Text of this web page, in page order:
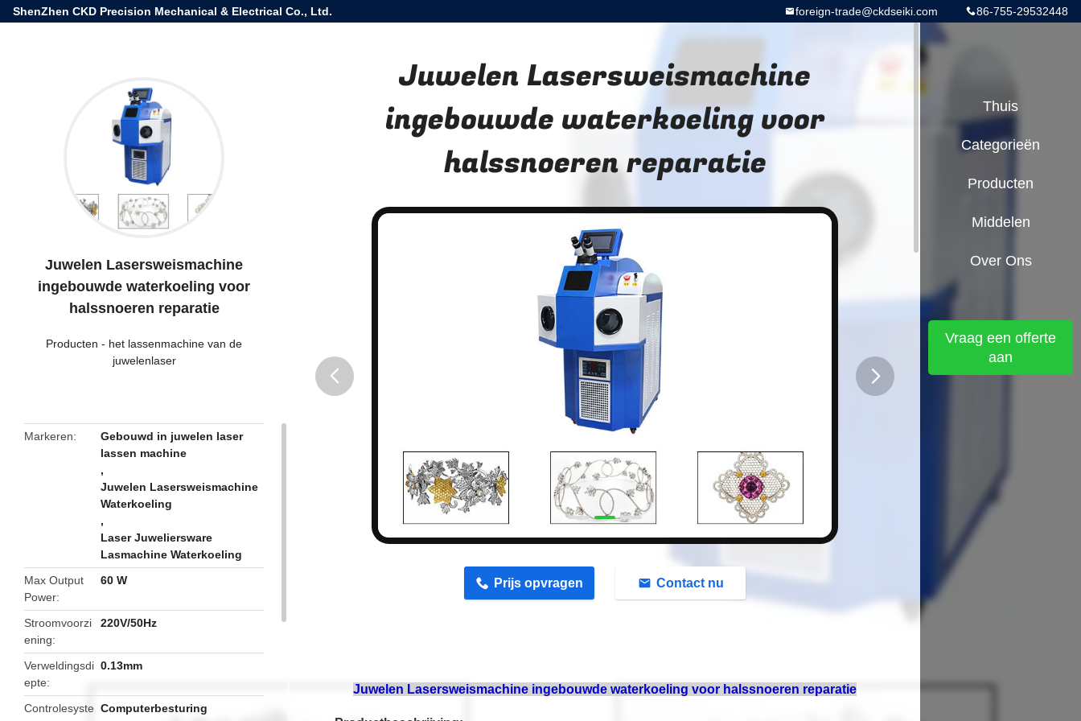
ShenZhen CKD Precision Mechanical & Electrical Co., Ltd. 86-755-29532448
foreign-trade@ckdseiki.com
Juwelen Lasersweismachine
ingebouwde waterkoeling voor
halssnoeren reparatie
Producten - het lassenmachine van de
juwelenlaser
Markeren
Gebouwd in juwelen laser
lassen machine
,
Juwelen Lasersweismachine
Waterkoeling
,
Laser Juweliersware
Lasmachine Waterkoeling
Max Output
Power
60 W
Stroomvoorzi
ening
220V/50Hz
Verweldingsdi
epte
0.13mm
Controlesyste Computerbesturing
Juwelen Lasersweismachine
ingebouwde waterkoeling voor
halssnoeren reparatie
Prijs opvragen Contact nu
Juwelen Lasersweismachine ingebouwde waterkoeling voor halssnoeren reparatie
Thuis
Categorieën
Producten
Middelen
Over Ons
Vraag een offerte
aan